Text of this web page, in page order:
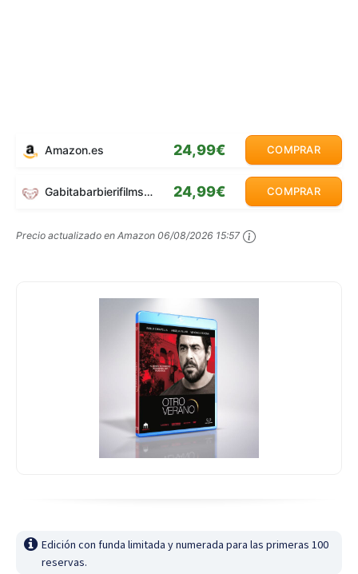
Amazon.es 24,99€ COMPRAR
Gabitabarbierifilms.com 24,99€ COMPRAR
Precio actualizado en Amazon 06/08/2026 15:57
Edición con funda limitada y numerada para las primeras 100
reservas.